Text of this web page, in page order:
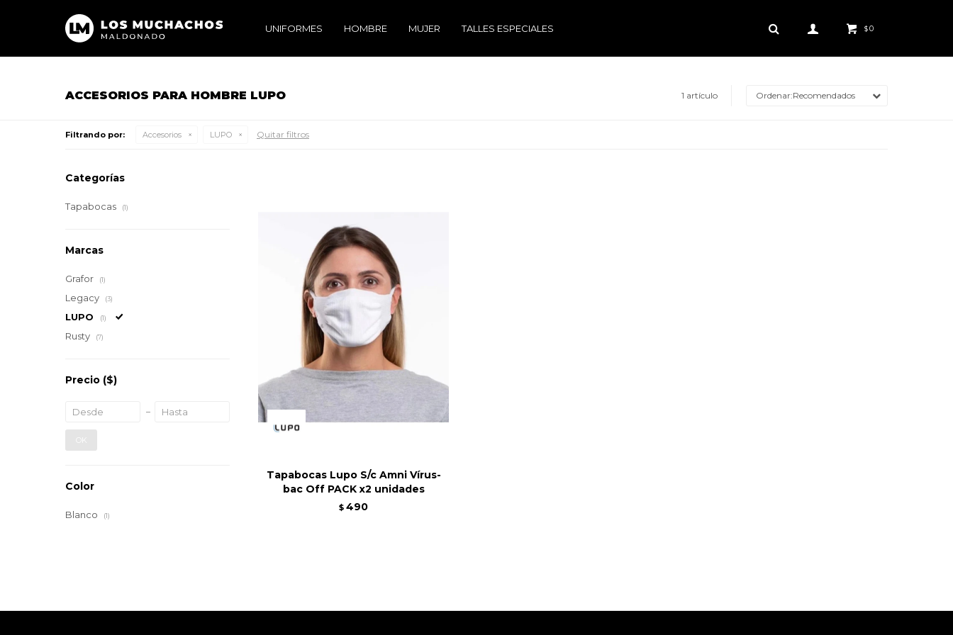
UNIFORMES HOMBRE MUJER TALLES ESPECIALES $0
ACCESORIOS PARA HOMBRE LUPO 1 artículo Recomendados
Filtrando por: Accesorios LUPO Quitar filtros
Tapabocas Lupo S/c Amni Vírus-
bac Off PACK x2 unidades
$ 490
Categorías
Tapabocas (1)
Marcas
Grafor (1)
Legacy (3)
LUPO (1)
Rusty (7)
Precio ($)
OK
Color
Blanco (1)